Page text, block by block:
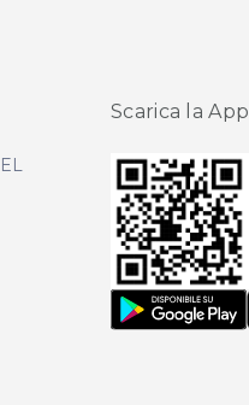
Scarica la App